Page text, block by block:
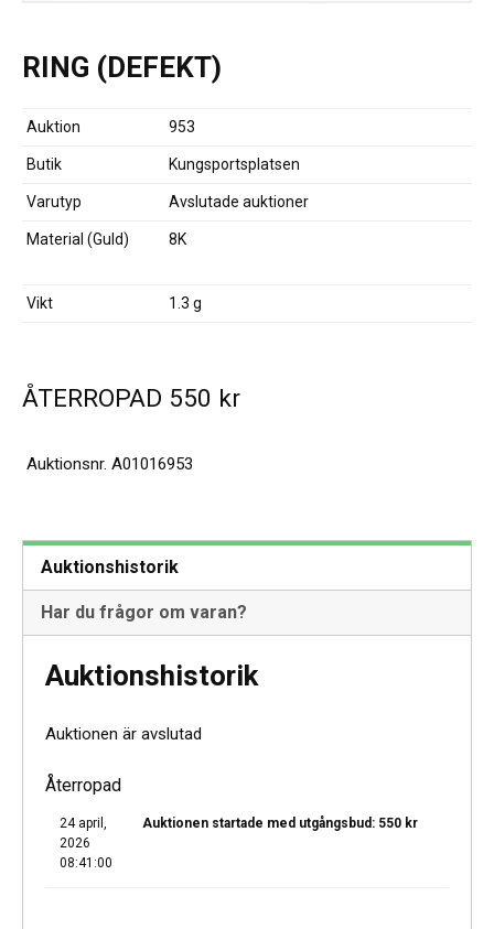
RING (DEFEKT)
Auktion 953
Butik Kungsportsplatsen
Varutyp Avslutade auktioner
Material (Guld) 8K
Vikt 1.3 g
ÅTERROPAD 550 kr
Auktionsnr. A01016953
Auktionshistorik
Har du frågor om varan?
Auktionshistorik
Auktionen är avslutad
Återropad
24 april,
2026
08:41:00
Auktionen startade med utgångsbud: 550 kr